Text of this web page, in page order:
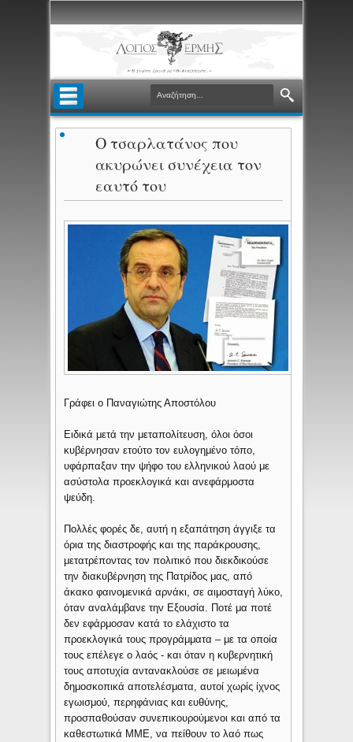
Ο τσαρλατάνος που
ακυρώνει συνέχεια τον
εαυτό του
Γράφει ο Παναγιώτης Αποστόλου
Ειδικά μετά την μεταπολίτευση, όλοι όσοι
κυβέρνησαν ετούτο τον ευλογημένο τόπο,
υφάρπαξαν την ψήφο του ελληνικού λαού με
ασύστολα προεκλογικά και ανεφάρμοστα
ψεύδη.
Πολλές φορές δε, αυτή η εξαπάτηση άγγιξε τα
όρια της διαστροφής και της παράκρουσης,
μετατρέποντας τον πολιτικό που διεκδικούσε
την διακυβέρνηση της Πατρίδος μας, από
άκακο φαινομενικά αρνάκι, σε αιμοσταγή λύκο,
όταν αναλάμβανε την Εξουσία. Ποτέ μα ποτέ
δεν εφάρμοσαν κατά το ελάχιστο τα
προεκλογικά τους προγράμματα – με τα οποία
τους επέλεγε ο λαός - και όταν η κυβερνητική
τους αποτυχία αντανακλούσε σε μειωμένα
δημοσκοπικά αποτελέσματα, αυτοί χωρίς ίχνος
εγωισμού, περηφάνιας και ευθύνης,
προσπαθούσαν συνεπικουρούμενοι και από τα
καθεστωτικά ΜΜΕ, να πείθουν το λαό πως